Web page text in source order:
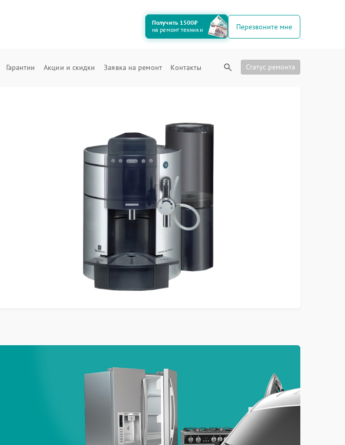
Получить 1500₽
на ремонт техники
Перезвоните мне
Гарантии Акции и скидки Заявка на ремонт Контакты Статус ремонта